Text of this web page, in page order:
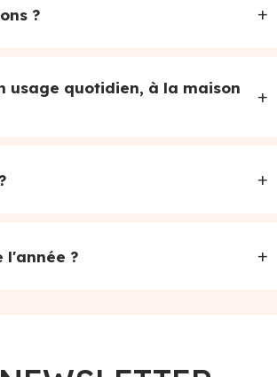
? +
usage quotidien, à la maison
+
+
l'année ? +